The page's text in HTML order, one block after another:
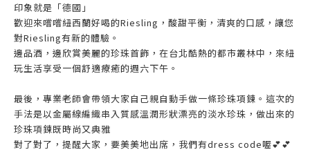
印象就是「德國」
歡迎來嚐嚐紐西蘭好喝的Riesling，酸甜平衡，清爽的口感，讓您
對Riesling有新的體驗。
邊品酒，邊欣賞美麗的珍珠首飾，在台北酷熱的都市叢林中，來紐
玩生活享受一個舒適療癒的週六下午。
最後，專業老師會帶領大家自己親自動手做一條珍珠項鍊。這次的
手法是以金屬線編織串入質感溫潤形狀漂亮的淡水珍珠，做出來的
珍珠項鍊既時尚又典雅
對了對了，提醒大家，要美美地出席，我們有dress code喔💕💕